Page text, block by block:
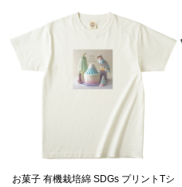
お菓子 有機栽培綿 SDGs プリントTシ